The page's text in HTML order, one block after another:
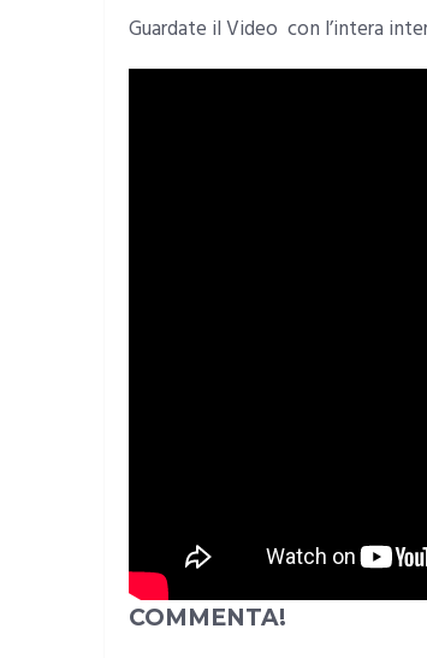
Guardate il Video con l’intera
COMMENTA!